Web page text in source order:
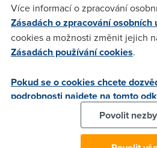
aktivace a 2500 Kč ten technik). To
Anonym(25.5.2005 22:02:46)
zrušit.
(9.5.2005 13:38:28)
Více informací o zpracování
Zásadách o zpracování osobních
cookies a možnosti změnit jejich
Zásadách používání cookies.
Pokud se o cookies chcete
podrobnosti najdete na tomto
Povolit